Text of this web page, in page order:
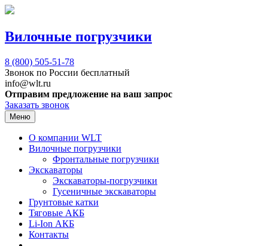
Вилочные погрузчики
8 (800) 505-51-78
Звонок по России бесплатный
info@wlt.ru
Отправим предложение на ваш запрос
Заказать звонок
Меню
О компании WLT
Вилочные погрузчики
Фронтальные погрузчики
Экскаваторы
Экскаваторы-погрузчики
Гусеничные экскаваторы
Грунтовые катки
Тяговые АКБ
Li-Ion АКБ
Контакты